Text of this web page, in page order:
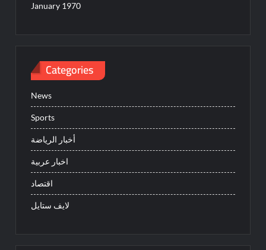
January 1970
Categories
News
Sports
أخبار الرياضة
اخبار عربية
اقتصاد
لايف ستايل